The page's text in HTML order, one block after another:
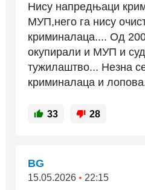
Нису напредњаци
МУП,него га нису
криминалаца.... Од
окупирали и МУП и
тужилаштво... Незна
криминалаца и
33 28
BG
15.05.2026 • 22:15